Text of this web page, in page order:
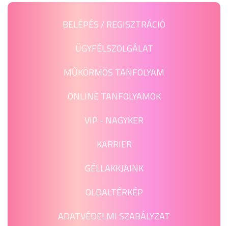
BELÉPÉS / REGISZTRÁCIÓ
ÜGYFÉLSZOLGÁLAT
MŰKÖRMÖS TANFOLYAM
ONLINE TANFOLYAMOK
VIP - NAGYKER
KARRIER
GÉLLAKKJAINK
OLDALTÉRKÉP
ADATVÉDELMI SZABÁLYZAT